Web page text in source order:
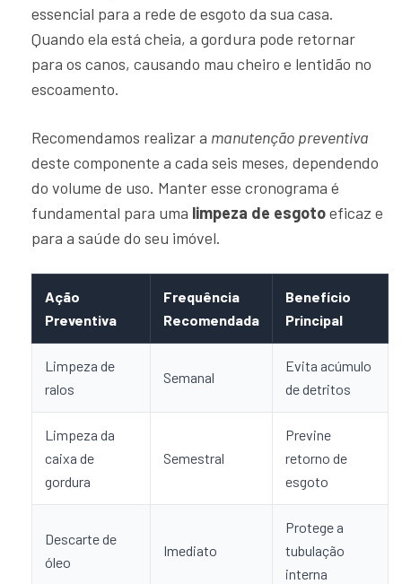
essencial para a rede de esgoto da sua casa.
Quando ela está cheia, a gordura pode retornar
para os canos, causando mau cheiro e lentidão no
escoamento.
Recomendamos realizar a manutenção preventiva
deste componente a cada seis meses, dependendo
do volume de uso. Manter esse cronograma é
fundamental para uma limpeza de esgotoeficaz e
para a saúde do seu imóvel.
Ação
Preventiva
Frequência
Recomendada
Benefício
Principal
Limpeza de
ralos
Semanal
Evita acúmulo
de detritos
Limpeza da
caixa de
gordura
Semestral
Previne
retorno de
esgoto
Descarte de
óleo
Imediato
Protege a
tubulação
interna